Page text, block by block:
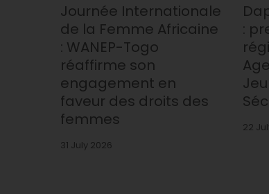
Journée Internationale
de la Femme Africaine
: WANEP-Togo
réaffirme son
engagement en
faveur des droits des
femmes
31 July 2026
:
22